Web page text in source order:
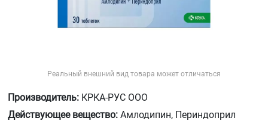
Реальный внешний вид товара может отличаться
Производитель: КРКА-РУС ООО
Действующее вещество: Амлодипин, Периндоприл